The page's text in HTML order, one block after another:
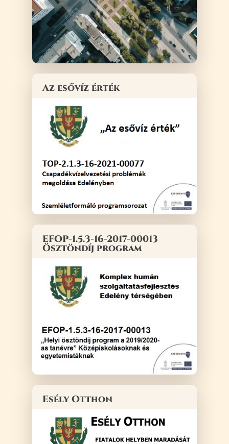
Az esővíz érték
EFOP-1.5.3-16-2017-00013
Ösztöndíj program
Esély Otthon